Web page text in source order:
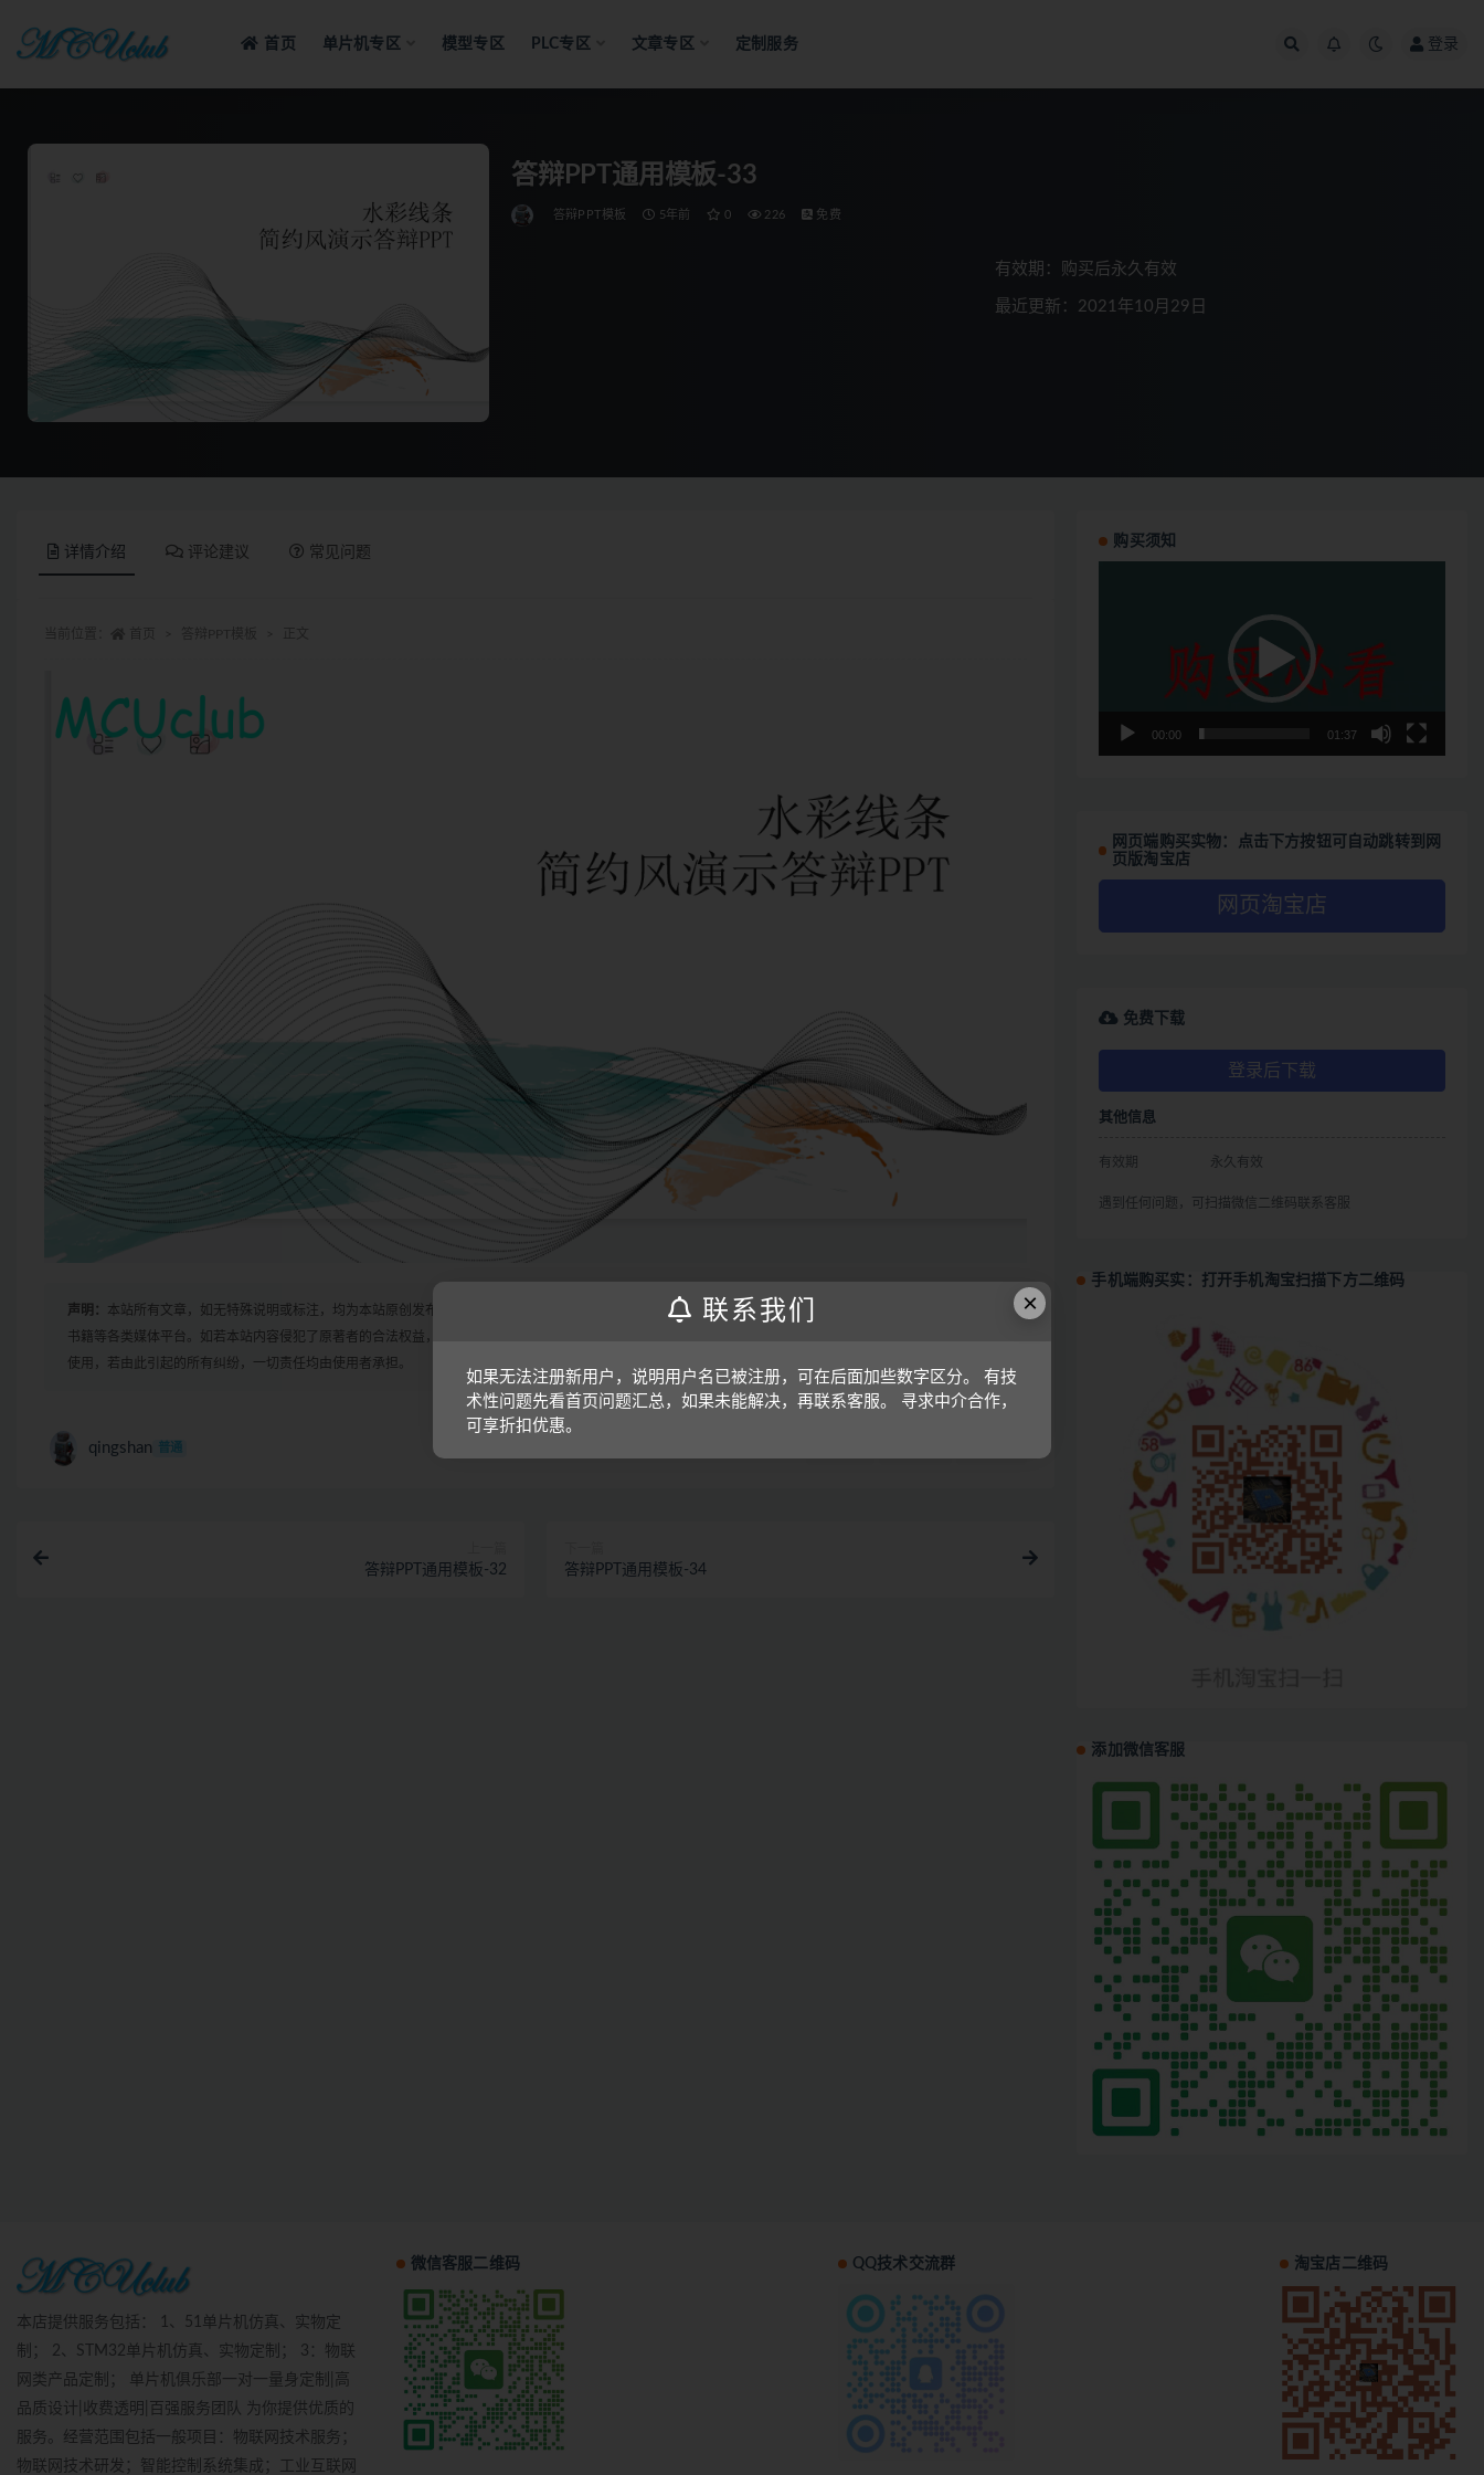
首页 单片机专区 模型专区 PLC专区 文章专区 定制服务 登录
答辩PPT通用模板-33
答辩PPT模板 5年前 0 226 免费
有效期：购买后永久有效
最近更新：2021年10月29日
详情介绍 评论建议 常见问题
声明： 本站所有文章，如无特殊说明或标注，均为本站原创发布。任何个人或组织，在未征得本站同意时，禁止复制、盗用、采集、发布本站内容到任何网站、
书籍等各类媒体平台。如若本站内容侵犯了原著者的合法权益，可联系我们进行处理。另外，本站所提供的资源均只能用于学习参考，请勿直接商用或其他方式
使用，若由此引起的所有纠纷，一切责任均由使用者承担。
qingshan 普通
答辩PPT通用模板-32 答辩PPT通用模板-34
购买须知
00:00 01:37
网页端购买实物：点击下方按钮可自动跳转到网
页版淘宝店
网页淘宝店
免费下载
登录后下载
其他信息
有效期 永久有效
遇到任何问题，可扫描微信二维码联系客服
手机端购买实：打开手机淘宝扫描下方二维码
添加微信客服
本店提供服务包括： 1、51单片机仿真、实物定
制； 2、STM32单片机仿真、实物定制； 3：物联
网类产品定制； 单片机俱乐部一对一量身定制|高
品质设计|收费透明|百强服务团队 为你提供优质的
服务。经营范围包括一般项目：物联网技术服务；
物联网技术研发；智能控制系统集成；工业互联网
微信客服二维码 QQ技术交流群 淘宝店二维码
×
联系我们
如果无法注册新用户，说明用户名已被注册，可在后面加些数字区分。 有技
术性问题先看首页问题汇总，如果未能解决，再联系客服。 寻求中介合作，
可享折扣优惠。